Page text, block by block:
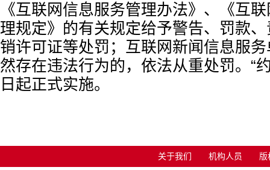
《互联网信息服务管理办法》、《互
理规定》的有关规定给予警告、罚款
销许可证等处罚；互联网新闻信息服
然存在违法行为的，依法从重处罚。“
日起正式实施。
关于我们 机构人员 版